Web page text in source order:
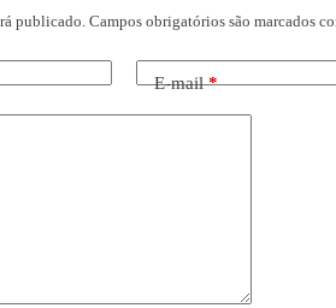
publicado. Campos obrigatórios são marcados
E-mail*